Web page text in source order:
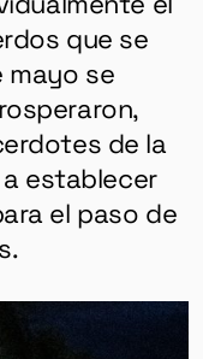
que se
mayo se
de la
establecer
el paso de